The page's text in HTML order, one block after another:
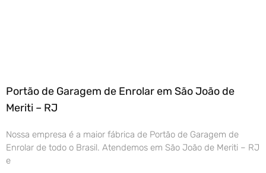
Portão de Garagem de Enrolar em São João de
Meriti – RJ
Nossa empresa é a maior fábrica de Portão de Garagem de
Enrolar de todo o Brasil. Atendemos em São João de Meriti – RJ
e